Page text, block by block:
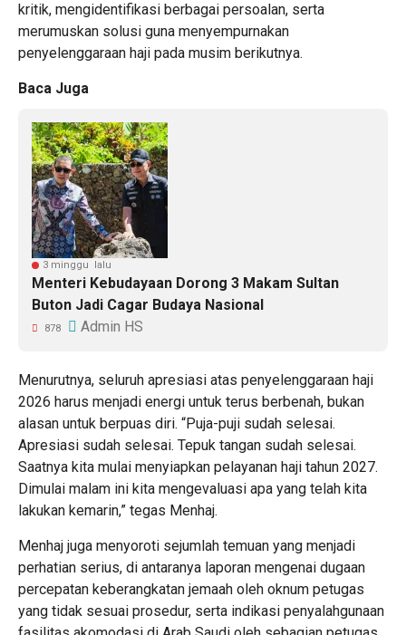
kritik, mengidentifikasi berbagai persoalan, serta
merumuskan solusi guna menyempurnakan
penyelenggaraan haji pada musim berikutnya.
Baca Juga
3 minggu lalu
Menteri Kebudayaan Dorong 3 Makam Sultan
Buton Jadi Cagar Budaya Nasional
878 Admin HS
Menurutnya, seluruh apresiasi atas penyelenggaraan haji
2026 harus menjadi energi untuk terus berbenah, bukan
alasan untuk berpuas diri. “Puja-puji sudah selesai.
Apresiasi sudah selesai. Tepuk tangan sudah selesai.
Saatnya kita mulai menyiapkan pelayanan haji tahun 2027.
Dimulai malam ini kita mengevaluasi apa yang telah kita
lakukan kemarin,” tegas Menhaj.
Menhaj juga menyoroti sejumlah temuan yang menjadi
perhatian serius, di antaranya laporan mengenai dugaan
percepatan keberangkatan jemaah oleh oknum petugas
yang tidak sesuai prosedur, serta indikasi penyalahgunaan